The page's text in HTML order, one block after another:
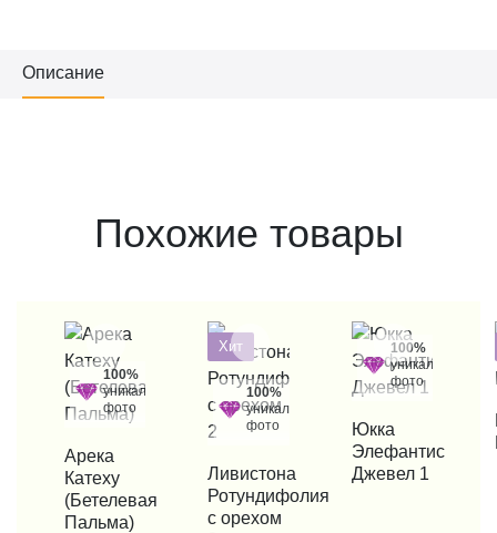
Описание
Похожие товары
100%
уникальные
фото
КУПИТЬ В 1 КЛИК
Арека
Катеху
(Бетелевая
Пальма)
Хит
100%
уникальные
фото
КУПИТЬ В 1 КЛИК
Ливистона
Ротундифолия
с орехом
100%
уникальные
фото
КУПИТЬ В 1 КЛИК
Юкка
Элефантис
Джевел 1